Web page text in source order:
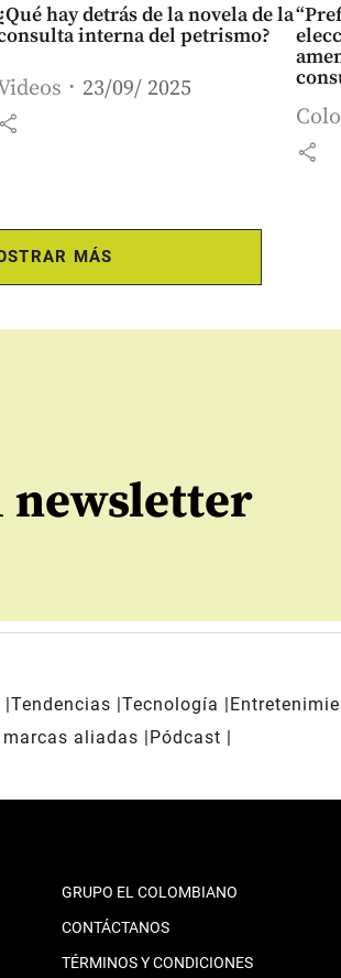
hay detrás de la novela de la
interna del petrismo?
23/09/ 2025
share
share
MÁS
newsletter
Tendencias Tecnología
marcas aliadas
Pódcast
GRUPO EL COLOMBIANO
CONTÁCTANOS
TÉRMINOS Y CONDICIONES